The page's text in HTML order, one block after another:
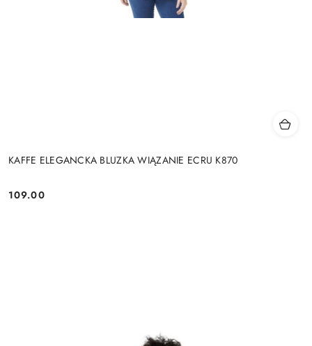
KAFFE ELEGANCKA BLUZKA WIĄZANIE ECRU K870
Cena:
109.00